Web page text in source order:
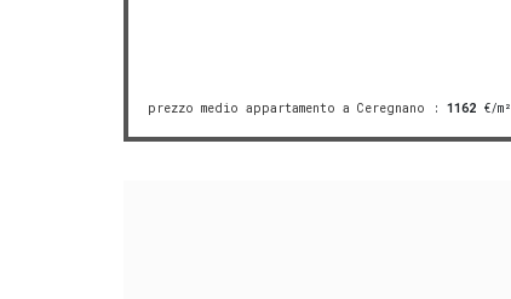
prezzo medio appartamento a Ceregnano : 1162 €/m²